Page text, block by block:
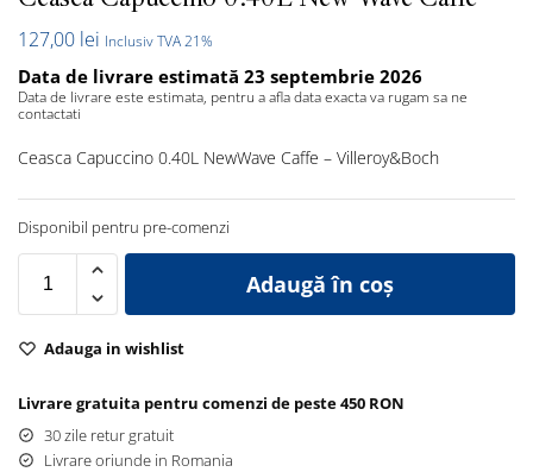
127,00 lei Inclusiv TVA 21%
Data de livrare estimată 23 septembrie 2026
Data de livrare este estimata, pentru a afla data exacta va rugam sa ne
contactati
Ceasca Capuccino 0.40L NewWave Caffe – Villeroy&Boch
Disponibil pentru pre-comenzi
Adaugă în coș
Adauga in wishlist
Livrare gratuita pentru comenzi de peste 450 RON
30 zile retur gratuit
Livrare oriunde in Romania